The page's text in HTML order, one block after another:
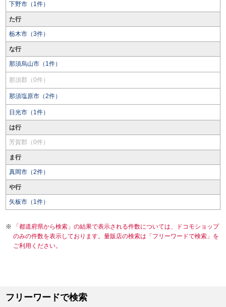
下野市（1件）
た行
栃木市（3件）
な行
那須烏山市（1件）
那須郡（0件）
那須塩原市（2件）
日光市（1件）
は行
芳賀郡（0件）
ま行
真岡市（2件）
や行
矢板市（1件）
「都道府県から検索」の結果で表示される件数については、ドコモショップ
のみの件数を表示しております。量販店の検索は「フリーワードで検索」を
ご利用ください。
フリーワードで検索